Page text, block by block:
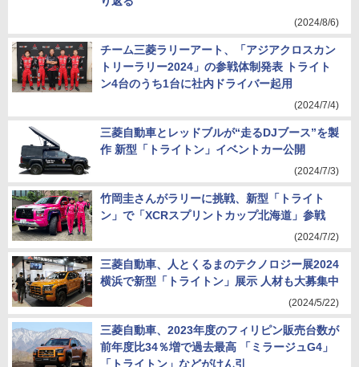
(2024/8/6)
チーム三菱ラリーアート、「アジアクロスカン
トリーラリー2024」の参戦体制発表 トライト
ン4台のうち1台に社内ドライバー起用
(2024/7/4)
三菱自動車とレッドブルが“走るDJブース”を製
作 新型「トライトン」イベントカー公開
(2024/7/3)
竹岡圭さんがラリーに挑戦、新型「トライト
ン」で「XCRスプリントカップ北海道」参戦
(2024/7/2)
三菱自動車、人とくるまのテクノロジー展2024
横浜で新型「トライトン」展示 人材も大募集中
(2024/5/22)
三菱自動車、2023年度のフィリピン販売台数が
前年度比34％増で過去最高 「ミラージュG4」
「トライトン」などがけん引